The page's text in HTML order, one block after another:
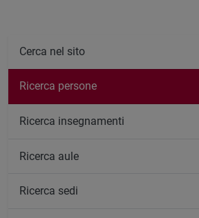
Cerca nel sito
Ricerca persone
Ricerca insegnamenti
Ricerca aule
Ricerca sedi